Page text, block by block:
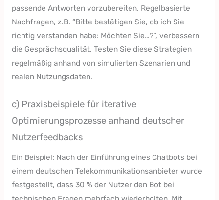
passende Antworten vorzubereiten. Regelbasierte
Nachfragen, z.B. “Bitte bestätigen Sie, ob ich Sie
richtig verstanden habe: Möchten Sie…?”, verbessern
die Gesprächsqualität. Testen Sie diese Strategien
regelmäßig anhand von simulierten Szenarien und
realen Nutzungsdaten.
c) Praxisbeispiele für iterative
Optimierungsprozesse anhand deutscher
Nutzerfeedbacks
Ein Beispiel: Nach der Einführung eines Chatbots bei
einem deutschen Telekommunikationsanbieter wurde
festgestellt, dass 30 % der Nutzer den Bot bei